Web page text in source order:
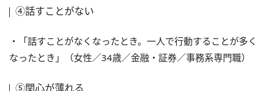
④話すことがない
・「話すことがなくなったとき。一人で行動することが多く
なったとき」（女性／34歳／金融・証券／事務系専門職）
⑤関心が薄れる